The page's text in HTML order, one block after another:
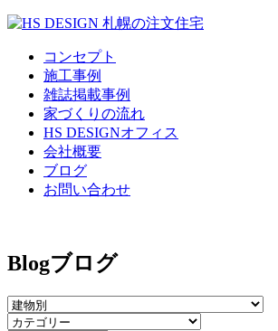
コンセプト
施工事例
雑誌掲載事例
家づくりの流れ
HS DESIGNオフィス
会社概要
ブログ
お問い合わせ
Blogブログ